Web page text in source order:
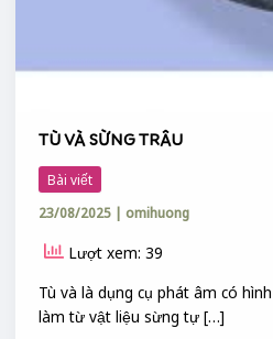
TÙ VÀ SỪNG TRÂU
Bài viết
23/08/2025 | omihuong
Lượt xem: 39
Tù và là dụng cụ phát âm có
làm từ vật liệu sừng tự […]